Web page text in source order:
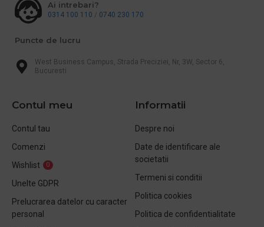
Ai intrebari?
0314 100 110 / 0740 230 170
Puncte de lucru
West Business Campus, Strada Preciziei, Nr, 3W, Sector 6,
Bucuresti
Contul meu
Contul tau
Comenzi
Wishlist
0
Unelte GDPR
Prelucrarea datelor cu caracter
personal
Informatii
Despre noi
Date de identificare ale
societatii
Termeni si conditii
Politica cookies
Politica de confidentialitate